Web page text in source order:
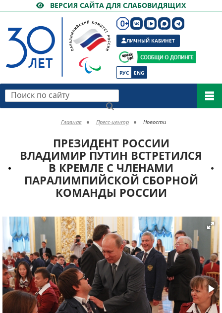
ВЕРСИЯ САЙТА ДЛЯ СЛАБОВИДЯЩИХ
РУС ENG
ЛИЧНЫЙ КАБИНЕТ
Поиск по сайту
Главная Пресс-центр Новости
ПРЕЗИДЕНТ РОССИИ
ВЛАДИМИР ПУТИН ВСТРЕТИЛСЯ
В КРЕМЛЕ С ЧЛЕНАМИ
ПАРАЛИМПИЙСКОЙ СБОРНОЙ
КОМАНДЫ РОССИИ